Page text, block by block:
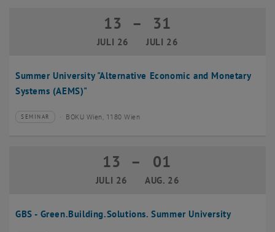
Summer University "Alternative Economic and Monetary
Systems (AEMS)"
13
JULI 26
13 Juli 2026 bis 31 Juli 2026
– 31
JULI 26
Veranstaltungstyp:
SEMINAR
Veranstaltungsort:BOKU Wien, 1180 Wien
GBS - Green.Building.Solutions. Summer University
13
JULI 26
13 Juli 2026 bis 01 August 2026
– 01
AUG. 26